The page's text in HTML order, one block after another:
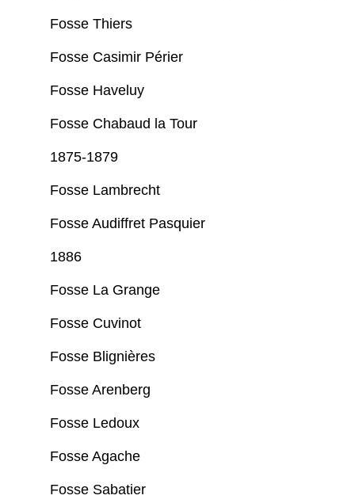
Fosse Thiers
Fosse Casimir Périer
Fosse Haveluy
Fosse Chabaud la Tour
1875-1879
Fosse Lambrecht
Fosse Audiffret Pasquier
1886
Fosse La Grange
Fosse Cuvinot
Fosse Blignières
Fosse Arenberg
Fosse Ledoux
Fosse Agache
Fosse Sabatier